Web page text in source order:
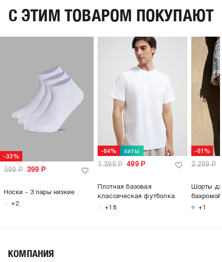
C ЭТИМ ТОВАРОМ ПОКУПАЮТ
-33%
599Р 399 Р
Носки - 3 пары низкие
+2
-64% хиты
1 399Р 499Р
Плотная базовая
классическая футболка
+18
-61%
2 299Р
Шорты
бахромой
+1
КОМПАНИЯ